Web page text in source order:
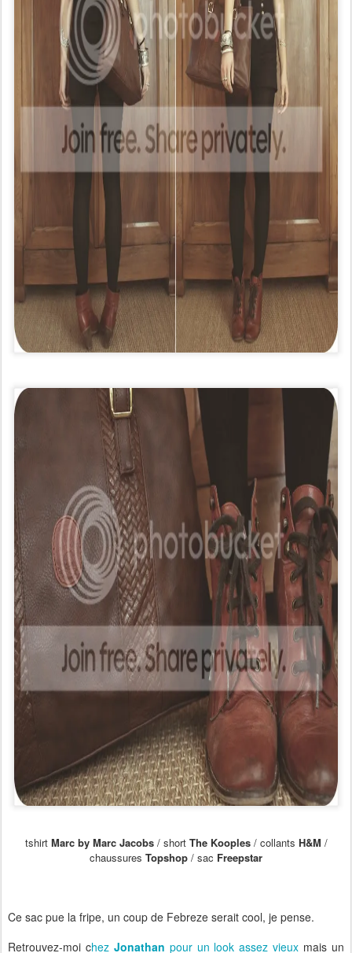
tshirt Marc by Marc Jacobs / short The Kooples / collants H&M /
chaussures Topshop / sac Freepstar
Ce sac pue la fripe, un coup de Febreze serait cool, je pense.
Retrouvez-moi chez Jonathan pour un look assez vieux mais un